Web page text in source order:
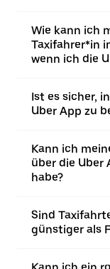
Wie kann ich
Taxifahrer*in
wenn ich die
Ist es sicher,
Uber App zu
Kann ich
über die Uber
habe?
Sind
günstiger als